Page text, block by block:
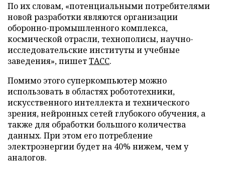
По их словам, «потенциальными потребителями
новой разработки являются организации
оборонно-промышленного комплекса,
космической отрасли, технополисы, научно-
исследовательские институты и учебные
заведения», пишетТАСС.
Помимо этого суперкомпьютер можно
использовать в областях робототехники,
искусственного интеллекта и технического
зрения, нейронных сетей глубокого обучения, а
также для обработки большого количества
данных. При этом его потребление
электроэнергии будет на 40% нижем, чем у
аналогов.